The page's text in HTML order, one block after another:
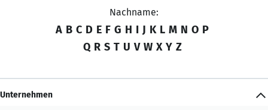
Nachname:
A B C D E F G H I J K L M N O P
Q R S T U V W X Y Z
Unternehmen